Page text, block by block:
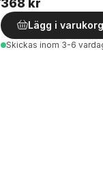
368 kr
Lägg i varukorg
Skickas inom 3-6